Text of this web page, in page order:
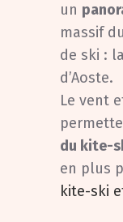
un
massif
de ski :
d’Aoste.
Le vent
du kite-
en plus
kite-ski